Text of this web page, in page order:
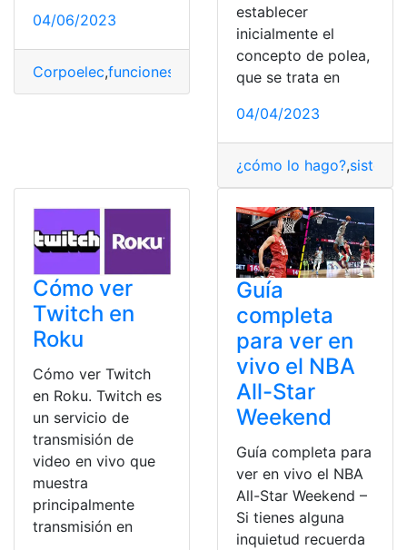
04/06/2023
Corpoelec,funciones funciones y competencias
establecer
inicialmente el
concepto de polea,
que se trata en
04/04/2023
¿cómo lo hago?,
Cómo ver
Twitch en
Roku
Cómo ver Twitch
en Roku. Twitch es
un servicio de
transmisión de
video en vivo que
muestra
principalmente
transmisión en
Guía
completa
para ver en
vivo el NBA
All-Star
Weekend
Guía completa para
ver en vivo el NBA
All-Star Weekend –
Si tienes alguna
inquietud recuerda